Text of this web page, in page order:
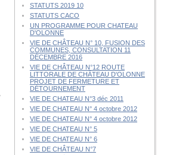
STATUTS 2019 10
STATUTS CACO
UN PROGRAMME POUR CHATEAU
D'OLONNE
VIE DE CHÂTEAU N° 10, FUSION DES
COMMUNES, CONSULTATION 11
DÉCEMBRE 2016
VIE DE CHÂTEAU N°12 ROUTE
LITTORALE DE CHÂTEAU D'OLONNE
PROJET DE FERMETURE ET
DÉTOURNEMENT
VIE DE CHATEAU N°3 déc 2011
VIE DE CHATEAU N° 4 octobre 2012
VIE DE CHATEAU N° 4 octobre 2012
VIE DE CHATEAU N° 5
VIE DE CHATEAU N° 6
VIE DE CHÂTEAU N°7